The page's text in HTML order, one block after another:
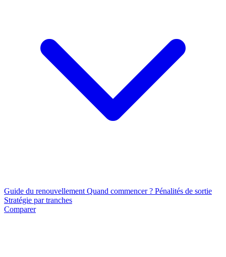
Guide du renouvellement Quand commencer ? Pénalités de sortie
Stratégie par tranches
Comparer